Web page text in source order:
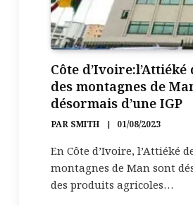
Côte
des montagnes de
désormais d’une IGP
PAR SMITH 01/08/2023
En Côte d’Ivoire, l’Attiéké
montagnes de Man sont
des produits agricoles…